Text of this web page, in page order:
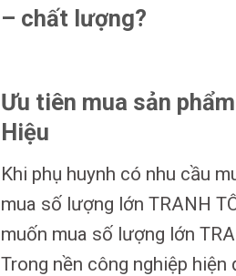
– chất lượng?
Ưu tiên mua sản
Hiệu
Khi phụ huynh có nhu cầu
mua số lượng lớn TRANH
muốn mua số lượng lớn
Trong nền công nghiệp